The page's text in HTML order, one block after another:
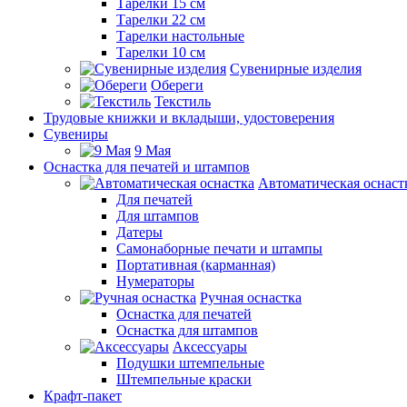
Тарелки 15 см
Тарелки 22 см
Тарелки настольные
Тарелки 10 см
Сувенирные изделия
Обереги
Текстиль
Трудовые книжки и вкладыши, удостоверения
Сувениры
9 Мая
Оснастка для печатей и штампов
Автоматическая
Для печатей
Для штампов
Датеры
Самонаборные печати и штампы
Портативная (карманная)
Нумераторы
Ручная оснастка
Оснастка для печатей
Оснастка для штампов
Аксессуары
Подушки штемпельные
Штемпельные краски
Крафт-пакет